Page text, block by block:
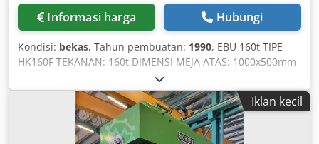
Informasi harga Hubungi
Kondisi: bekas, Tahun pembuatan: 1990, EBU 160t TIPE
HK160F TEKANAN: 160t DIMENSI MEJA ATAS: 1000x500mm
DIMENSI MEJA BAWAH: 1200x800mm JUMLAH LANGKAH
PER MENIT: 80 PANJANG LANGKAH: 20-200mm JARAK
ANTAR MEJA: 600mm Credpfx Aezktzyehcef DAYA: 15kw
BERAT: 17.500 kg MESIN DALAM KONDISI BAIK DAN SIAP
DIGUNAKAN.
Iklan kecil